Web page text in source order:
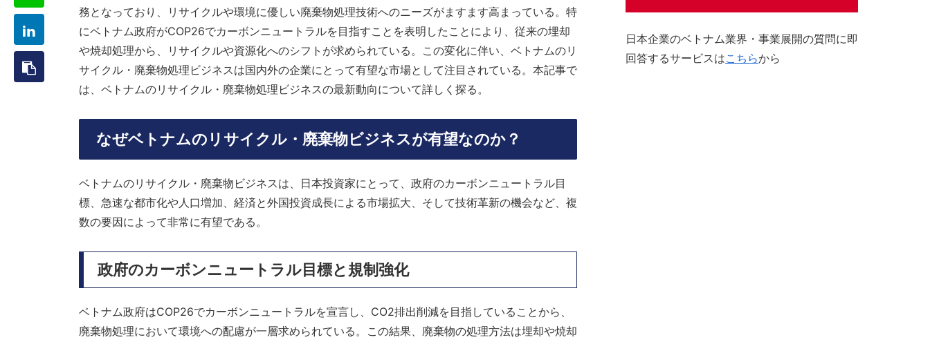
務となっており、リサイクルや環境に優しい廃棄物処理技術へのニーズがますます高まっている。特
にベトナム政府がCOP26でカーボンニュートラルを目指すことを表明したことにより、従来の埋却
や焼却処理から、リサイクルや資源化へのシフトが求められている。この変化に伴い、ベトナムのリ
サイクル・廃棄物処理ビジネスは国内外の企業にとって有望な市場として注目されている。本記事で
は、ベトナムのリサイクル・廃棄物処理ビジネスの最新動向について詳しく探る。
なぜベトナムのリサイクル・廃棄物ビジネスが有望なのか？
ベトナムのリサイクル・廃棄物ビジネスは、日本投資家にとって、政府のカーボンニュートラル目
標、急速な都市化や人口増加、経済と外国投資成長による市場拡大、そして技術革新の機会など、複
数の要因によって非常に有望である。
政府のカーボンニュートラル目標と規制強化
ベトナム政府はCOP26でカーボンニュートラルを宣言し、CO2排出削減を目指していることから、
廃棄物処理において環境への配慮が一層求められている。この結果、廃棄物の処理方法は埋却や焼却
日本企業のベトナム業界・事業展開の質問に即
回答するサービスはこちらから